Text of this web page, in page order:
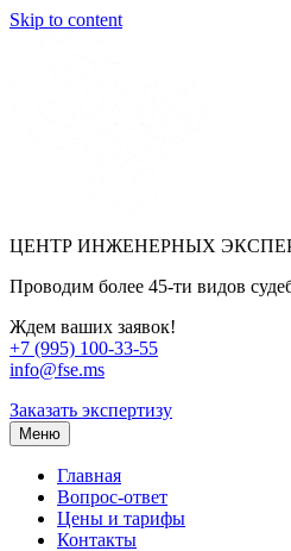
Skip to content
ЦЕНТР ИНЖЕНЕРНЫХ
Проводим более 45-ти видов
Ждем ваших заявок!
+7 (995) 100-33-55
info@fse.ms
Заказать экспертизу
Меню
Главная
Вопрос-ответ
Цены и тарифы
Контакты